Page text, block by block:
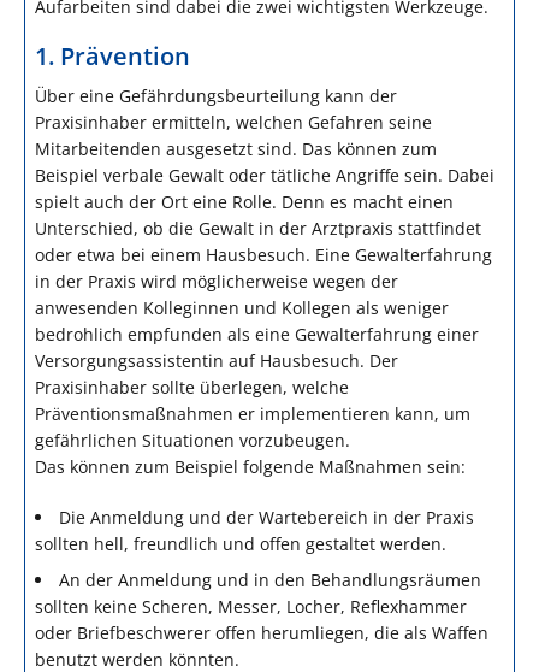
Aufarbeiten sind dabei die zwei wichtigsten Werkzeuge.
1. Prävention
Über eine Gefährdungsbeurteilung kann der
Praxisinhaber ermitteln, welchen Gefahren seine
Mitarbeitenden ausgesetzt sind. Das können zum
Beispiel verbale Gewalt oder tätliche Angriffe sein. Dabei
spielt auch der Ort eine Rolle. Denn es macht einen
Unterschied, ob die Gewalt in der Arztpraxis stattfindet
oder etwa bei einem Hausbesuch. Eine Gewalterfahrung
in der Praxis wird möglicherweise wegen der
anwesenden Kolleginnen und Kollegen als weniger
bedrohlich empfunden als eine Gewalterfahrung einer
Versorgungsassistentin auf Hausbesuch. Der
Praxisinhaber sollte überlegen, welche
Präventionsmaßnahmen er implementieren kann, um
gefährlichen Situationen vorzubeugen.
Das können zum Beispiel folgende Maßnahmen sein:
Die Anmeldung und der Wartebereich in der Praxis
sollten hell, freundlich und offen gestaltet werden.
An der Anmeldung und in den Behandlungsräumen
sollten keine Scheren, Messer, Locher, Reflexhammer
oder Briefbeschwerer offen herumliegen, die als Waffen
benutzt werden könnten.